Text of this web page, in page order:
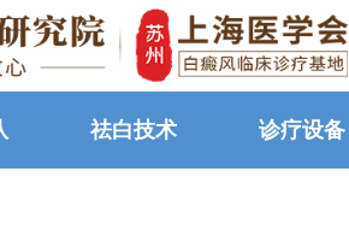
祛白技术 诊疗设备